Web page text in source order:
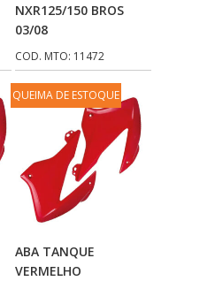
NXR125/150 BROS
03/08
COD. MTO: 11472
Adicionar Ao
Carrinho
QUEIMA DE ESTOQUE
ABA TANQUE
VERMELHO